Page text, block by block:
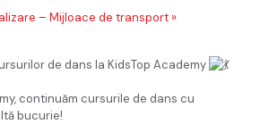
– Mijloace de transport»
de dans la KidsTop Academy
continuăm cursurile de dans cu
bucurie!